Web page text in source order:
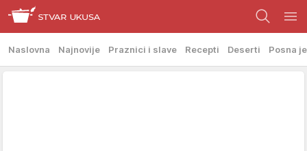
Naslovna Najnovije Praznici i slave Recepti Deserti Posna